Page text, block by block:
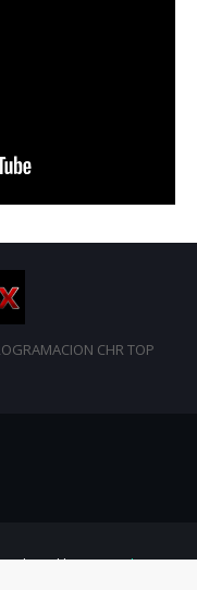
CHR TOP
byGooyaabi